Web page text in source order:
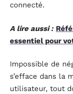
connecté.
A lire aussi :
essentiel pour
Impossible de
s’efface dans la
utilisateur, tout